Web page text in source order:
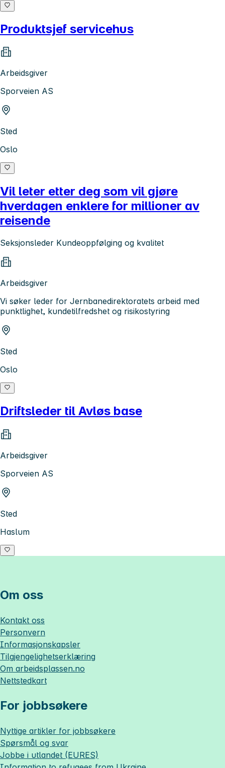
Produktsjef servicehus
Arbeidsgiver
Sporveien AS
Sted
Oslo
Vil leter etter deg som vil gjøre
hverdagen enklere for millioner av
reisende
Seksjonsleder Kundeoppfølging og kvalitet
Arbeidsgiver
Vi søker leder for Jernbanedirektoratets arbeid med
punktlighet, kundetilfredshet og risikostyring
Sted
Oslo
Driftsleder til Avløs base
Arbeidsgiver
Sporveien AS
Sted
Haslum
Om oss
Kontakt oss
Personvern
Informasjonskapsler
Tilgjengelighetserklæring
Om arbeidsplassen.no
Nettstedkart
For jobbsøkere
Nyttige artikler for jobbsøkere
Spørsmål og svar
Jobbe i utlandet (EURES)